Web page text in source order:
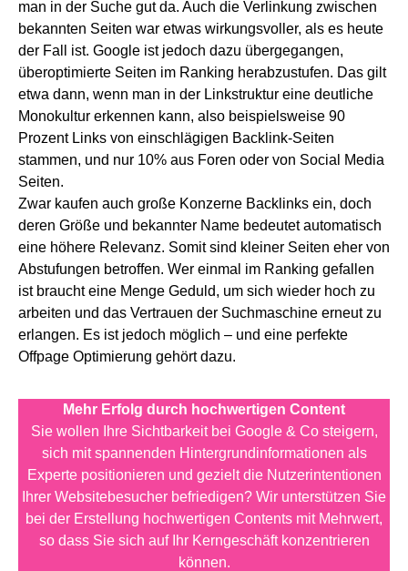
man in der Suche gut da. Auch die Verlinkung zwischen
bekannten Seiten war etwas wirkungsvoller, als es heute
der Fall ist. Google ist jedoch dazu übergegangen,
überoptimierte Seiten im Ranking herabzustufen. Das gilt
etwa dann, wenn man in der Linkstruktur eine deutliche
Monokultur erkennen kann, also beispielsweise 90
Prozent Links von einschlägigen Backlink-Seiten
stammen, und nur 10% aus Foren oder von Social Media
Seiten.
Zwar kaufen auch große Konzerne Backlinks ein, doch
deren Größe und bekannter Name bedeutet automatisch
eine höhere Relevanz. Somit sind kleiner Seiten eher von
Abstufungen betroffen. Wer einmal im Ranking gefallen
ist braucht eine Menge Geduld, um sich wieder hoch zu
arbeiten und das Vertrauen der Suchmaschine erneut zu
erlangen. Es ist jedoch möglich – und eine perfekte
Offpage Optimierung gehört dazu.
Mehr Erfolg durch hochwertigen Content
Sie wollen Ihre Sichtbarkeit bei Google & Co steigern,
sich mit spannenden Hintergrundinformationen als
Experte positionieren und gezielt die Nutzerintentionen
Ihrer Websitebesucher befriedigen? Wir unterstützen Sie
bei der Erstellung hochwertigen Contents mit Mehrwert,
so dass Sie sich auf Ihr Kerngeschäft konzentrieren
können.